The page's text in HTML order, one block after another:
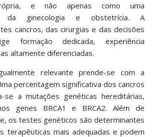
e não apenas como uma
da ginecologia e obstetrícia. A
cancros, das cirurgias e das decisões
formação dedicada, experiência
altamente diferenciadas.
relevante prende-se com a
percentagem significativa dos cancros
se a mutações genéticas hereditárias,
genes BRCA1 e BRCA2. Além de
os testes genéticos são determinantes
terapêuticas mais adequadas e podem